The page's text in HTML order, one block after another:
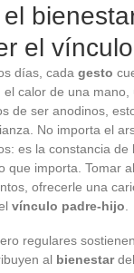
el
días, cada gesto
calor de una mano,
de ser anodinos,
No importa el
es la constancia de
que importa. Tomar al
ofrecerle una
vínculo padre-hijo
regulares
al bienestar